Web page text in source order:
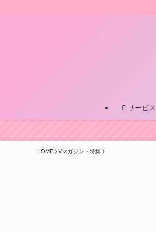
サービス
HOME Vマガジン・特集